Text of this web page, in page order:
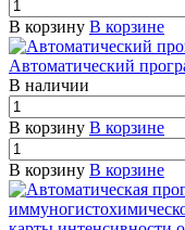
В корзину В корзине
Автоматический
В наличии
В корзину В корзине
В корзину В корзине